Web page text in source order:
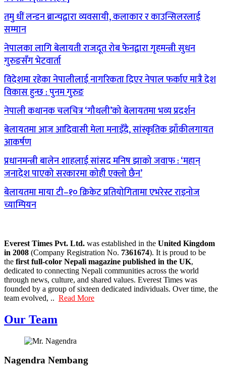
तमु धीं लन्डन ब्रान्चद्वारा व्यवसायी, कलाकार र काउन्सिलरलाई
सम्मान
नेपालका लागि बेलायती राजदूत रोब फेनद्वारा गृहमन्त्री सुधन
गुरुङसँग भेटवार्ता
विदेशमा रहेका नेपालीलाई नागरिकता दिएर नेपाल फर्काए मात्रै देश
विकास हुन्छ : पुनम गुरुङ
नेपाली कथानक चलचित्र ‘गौथली’को बेलायतमा भव्य प्रदर्शन
बेलायतमा आज आदिवासी मेला मनाइँदै, सांस्कृतिक झाँकीलगायत
आकर्षण
प्रधानमन्त्री बालेन शाहलाई सांसद मनिष झाको जवाफ : ‘महान्
जनादेश पाएको सरकारमा कोही एक्लो छैन’
बेलायतमा माया टी–१० क्रिकेट प्रतियोगितामा एभरेस्ट राइनोज
च्याम्पियन
Everest Times Pvt. Ltd. was established in the United Kingdom
in 2008 (Company Registration No. 7361674). It is proud to be
the first full-color Nepali magazine published in the UK,
dedicated to connecting Nepali communities across the world
through news, culture, and shared values. Everest Times was
founded by a group of sixteen dedicated individuals. Over time, the
team evolved, .. Read More
Our Team
Nagendra Nembang